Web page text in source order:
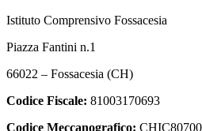
Istituto Comprensivo Fossacesia
Piazza Fantini n.1
66022 – Fossacesia (CH)
Codice Fiscale: 81003170693
Codice Meccanografico: